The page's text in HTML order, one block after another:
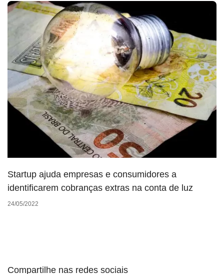
Startup ajuda empresas e consumidores a
identificarem cobranças extras na conta de luz
24/05/2022
Compartilhe nas redes sociais